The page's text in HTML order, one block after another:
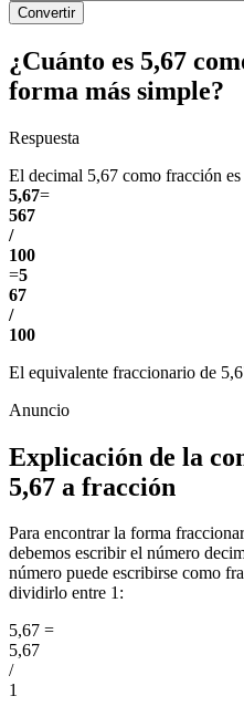
Convertir
¿Cuánto es 5,67
forma más simple?
Respuesta
El decimal 5,67 como fracción es
5,67=
567
/
100
=5
67
/
100
El equivalente fraccionario de
Explicación de la
5,67 a fracción
Para encontrar la forma
debemos escribir el número
número puede escribirse como
dividirlo entre 1:
5,67 =
5,67
/
1